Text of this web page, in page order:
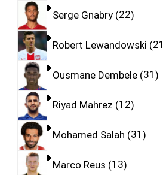
Serge Gnabry 22
Robert Lewandowski 21
Ousmane Dembele 31
Riyad Mahrez 12
Mohamed Salah 31
Marco Reus 13